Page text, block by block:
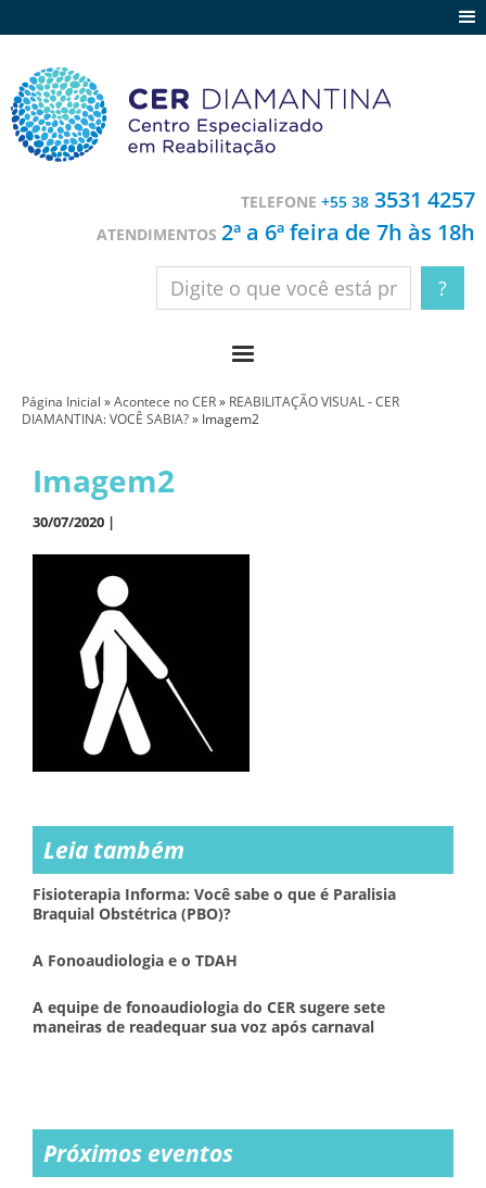
Contato
TELEFONE +55 38 3531 4257
ATENDIMENTOS 2ª a 6ª feira de 7h às 18h
Página Inicial »Acontece no CER» REABILITAÇÃO VISUAL - CER
DIAMANTINA: VOCÊ SABIA?» Imagem2
Imagem2
30/07/2020 |
Leia também
Fisioterapia Informa: Você sabe o que é Paralisia
Braquial Obstétrica (PBO)?
A Fonoaudiologia e o TDAH
A equipe de fonoaudiologia do CER sugere sete
maneiras de readequar sua voz após carnaval
Próximos eventos